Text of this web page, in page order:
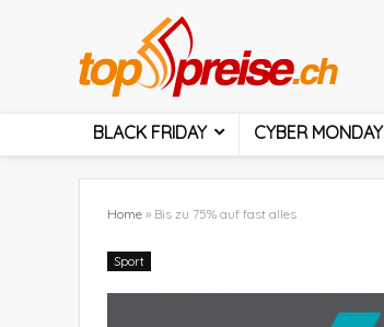
BLACK FRIDAY CYBER MONDAY
Home » Bis zu 75% auf fast alles
Sport